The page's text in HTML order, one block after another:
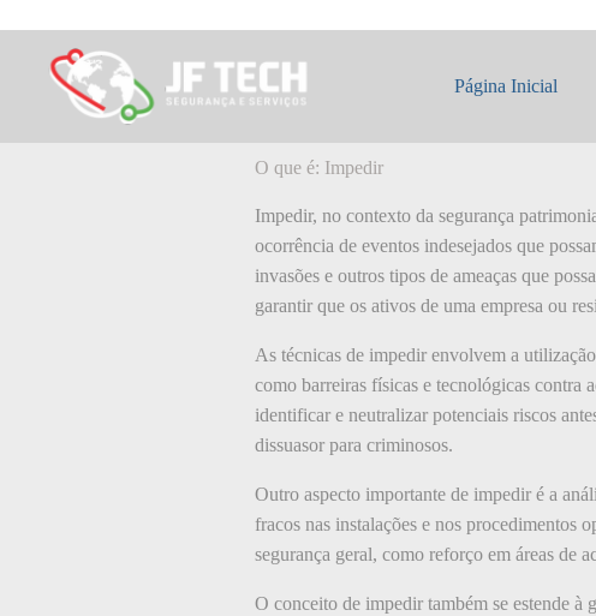
para
conteúdo
Página Inicial
O que é: Impedir
O que é: Impedir
Impedir, no contexto da segurança
ocorrência de eventos indesejados que
invasões e outros tipos de ameaças que
garantir que os ativos de uma empresa ou
As técnicas de impedir envolvem a
como barreiras físicas e tecnológicas contra
identificar e neutralizar potenciais riscos
dissuasor para criminosos.
Outro aspecto importante de impedir é a
fracos nas instalações e nos procedimentos
segurança geral, como reforço em áreas de
O conceito de impedir também se estende à